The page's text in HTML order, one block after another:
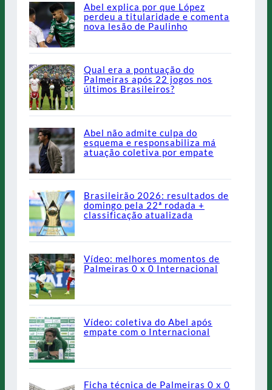
Abel explica por que López
perdeu a titularidade e comenta
nova lesão de Paulinho
Qual era a pontuação do
Palmeiras após 22 jogos nos
últimos Brasileiros?
Abel não admite culpa do
esquema e responsabiliza má
atuação coletiva por empate
Brasileirão 2026: resultados de
domingo pela 22ª rodada +
classificação atualizada
Vídeo: melhores momentos de
Palmeiras 0 x 0 Internacional
Vídeo: coletiva do Abel após
empate com o Internacional
Ficha técnica de Palmeiras 0 x 0